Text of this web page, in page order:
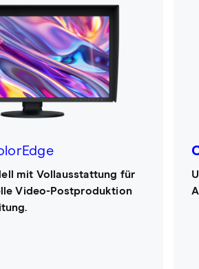
mit Vollausstattung für
Video-Postproduktion